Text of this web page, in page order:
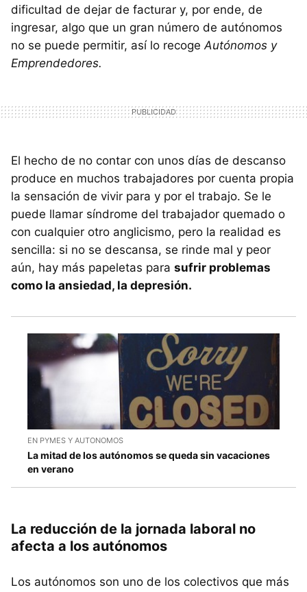
dificultad de dejar de facturar y, por ende, de
ingresar, algo que un gran número de autónomos
no se puede permitir, así lo recoge Autónomos y
Emprendedores.
El hecho de no contar con unos días de descanso
produce en muchos trabajadores por cuenta propia
la sensación de vivir para y por el trabajo. Se le
puede llamar síndrome del trabajador quemado o
con cualquier otro anglicismo, pero la realidad es
sencilla: si no se descansa, se rinde mal y peor
aún, hay más papeletas para sufrir problemas
como la ansiedad, la depresión.
EN PYMES Y AUTONOMOS
La mitad de los autónomos se queda sin vacaciones
en verano
La reducción de la jornada laboral no
afecta a los autónomos
Los autónomos son uno de los colectivos que más